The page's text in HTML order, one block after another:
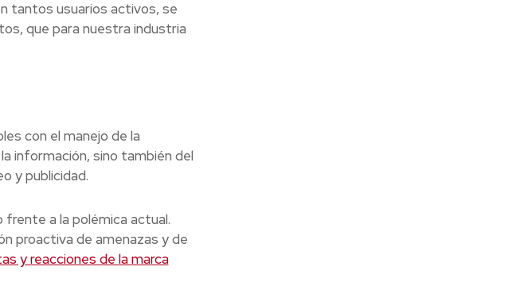
tantos usuarios activos, se
que para nuestra industria
con el manejo de la
información, sino también del
y publicidad.
frente a la polémica actual.
proactiva de amenazas y de
y reacciones de la marca